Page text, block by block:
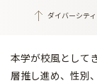
ダイバーシテ
本学が校風として
層推し進め、性別